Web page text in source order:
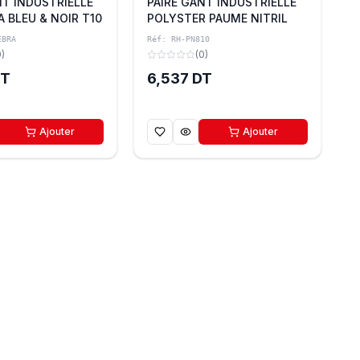
BLEU & NOIR T10
)
Ajouter
POLYSTER PAUME NITRIL
PN810 GRIS & NOIR T10
BEYBI
Réf:RH-PN810
(0)
6,537 DT
Ajouter